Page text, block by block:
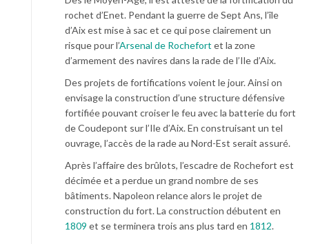
rochet d’Enet. Pendant la guerre de Sept Ans, l’île
d’Aix est mise à sac et ce qui pose clairement un
risque pour l’Arsenal de Rochefort et la zone
d’armement des navires dans la rade de l’Ile d’Aix.
Des projets de fortifications voient le jour. Ainsi on
envisage la construction d’une structure défensive
fortifiée pouvant croiser le feu avec la batterie du fort
de Coudepont sur l’Ile d’Aix. En construisant un tel
ouvrage, l’accès de la rade au Nord-Est serait assuré.
Après l’affaire des brûlots, l’escadre de Rochefort est
décimée et a perdue un grand nombre de ses
bâtiments. Napoleon relance alors le projet de
construction du fort. La construction débutent en
1809 et se terminera trois ans plus tard en 1812.